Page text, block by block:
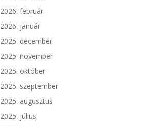
2026. február
2026. január
2025. december
2025. november
2025. október
2025. szeptember
2025. augusztus
2025. július